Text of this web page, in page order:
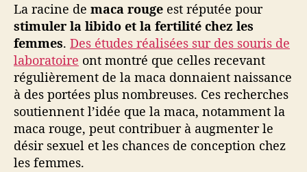
La racine de maca rouge est réputée pour
stimuler la libido et la fertilité chez les
femmes. Des études réalisées sur des souris de
laboratoire ont montré que celles recevant
régulièrement de la maca donnaient naissance
à des portées plus nombreuses. Ces recherches
soutiennent l’idée que la maca, notamment la
maca rouge, peut contribuer à augmenter le
désir sexuel et les chances de conception chez
les femmes.